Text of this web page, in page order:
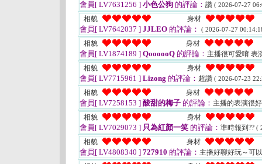
會員[ LV7631256 ] 小色公狗 的評論： 讚 ( 2026-07-27
相貌 身材
會員[ LV7642037 ] JJLEO 的評論： ( 2026-07-27
相貌 身材
會員[ LV1874189 ] QoooooQ 的評論： 主播很可愛唷 表
相貌
身材
會員[ LV7715961 ] Lizong 的評論： 超讚 ( 2026-07-23
相貌 身材
會員[ LV7258153 ] 酸甜的梅子 的評論： 主播的表演很
相貌
身材
會員[ LV7029073 ] 只為紅顏一笑 的評論： 準時報到?? (
相貌 身材
會員[ LV4808340 ] 727910 的評論： 主播好聊好玩～可